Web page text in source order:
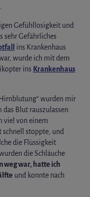
.
Gefühllosigkeit und
sehr Gefährliches
ins Krankenhaus
wurde ich mit dem
ins Krankenhaus
wurden mir
Blut rauszulassen
viel von einem
stoppte, und
die Flüssigkeit
die Schläuche
weg war, hatte ich
und konnte nach